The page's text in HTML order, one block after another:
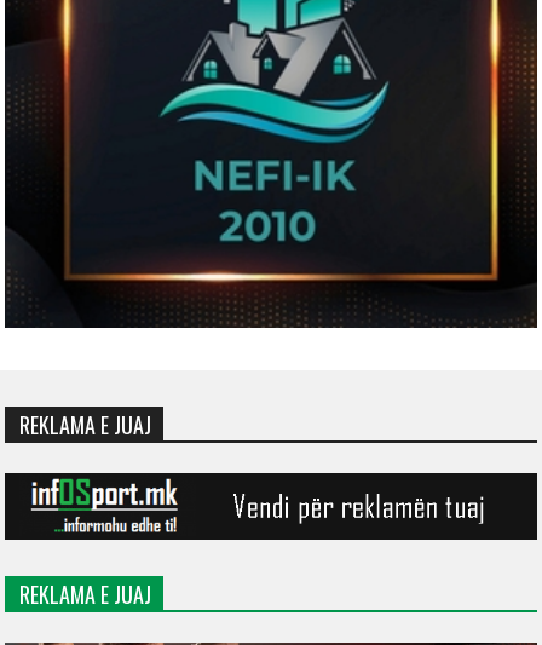
REKLAMA E JUAJ
REKLAMA E JUAJ